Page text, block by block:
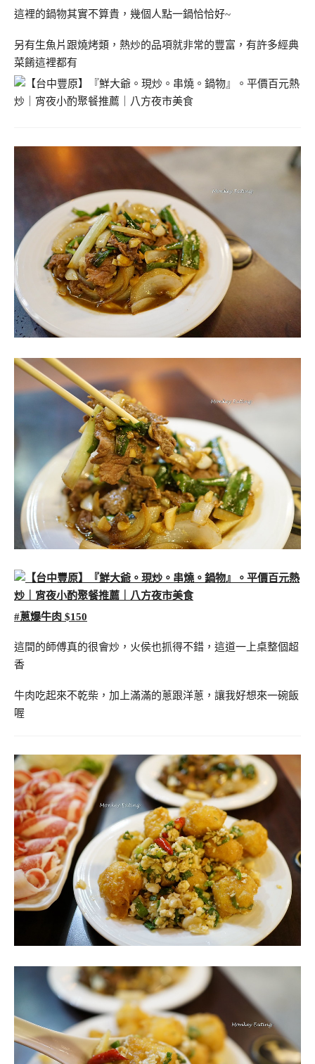
這裡的鍋物其實不算貴，幾個人點一鍋恰恰好~
另有生魚片跟燒烤類，熱炒的品項就非常的豐富，有許多經典
菜餚這裡都有
#蔥爆牛肉 $150
這間的師傅真的很會炒，火侯也抓得不錯，這道一上桌整個超
香
牛肉吃起來不乾柴，加上滿滿的蔥跟洋蔥，讓我好想來一碗飯
喔